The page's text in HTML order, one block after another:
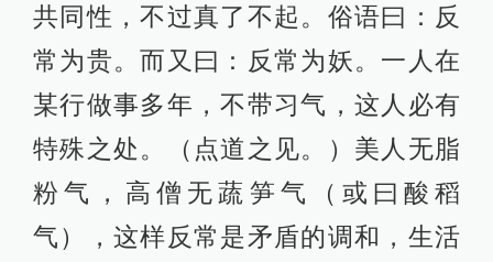
共同性，不过真了不起。俗语曰：反
常为贵。而又曰：反常为妖。一人在
某行做事多年，不带习气，这人必有
特殊之处。（点道之见。）美人无脂
粉气，高僧无蔬笋气（或曰酸稻
气），这样反常是矛盾的调和，生活